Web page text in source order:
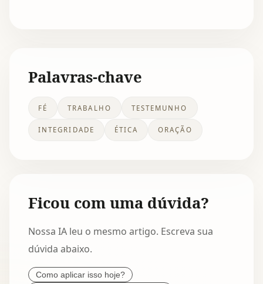
Palavras-chave
FÉ TRABALHO TESTEMUNHO
INTEGRIDADE ÉTICA ORAÇÃO
Ficou com uma dúvida?
Nossa IA leu o mesmo artigo. Escreva sua
dúvida abaixo.
Como aplicar isso hoje?